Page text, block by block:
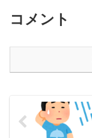
コメント